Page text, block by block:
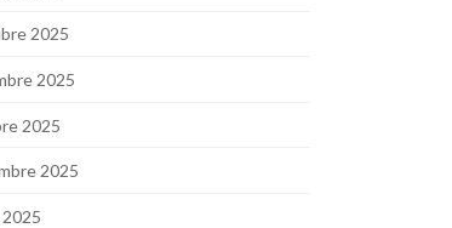
2025
2025
2025
2025